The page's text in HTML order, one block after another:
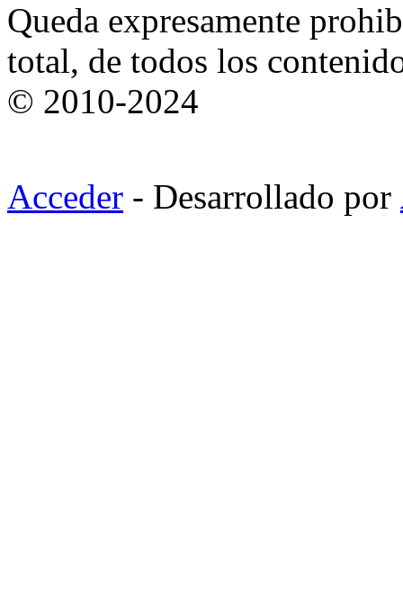
Queda expresamente
total, de todos los
© 2010-2024
Acceder - Desarrollado por